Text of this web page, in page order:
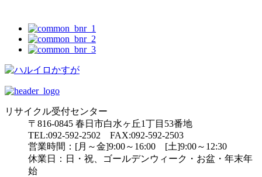
リサイクル受付センター
〒816-0845 春日市白水ヶ丘1丁目53番地
TEL:092-592-2502 FAX:092-592-2503
営業時間：[月～金]9:00～16:00 [土]9:00～12:30
休業日：日・祝、ゴールデンウィーク・お盆・年末年
始